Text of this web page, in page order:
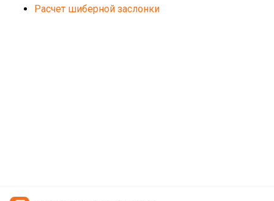
Расчет шиберной заслонки